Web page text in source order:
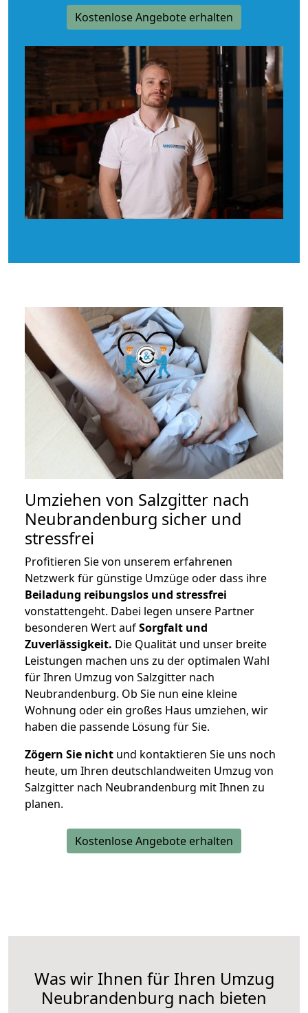
Kostenlose Angebote erhalten
Umziehen von Salzgitter nach
Neubrandenburg sicher und
stressfrei
Profitieren Sie von unserem erfahrenen
Netzwerk für günstige Umzüge oder dass ihre
Beiladung reibungslos und stressfrei
vonstattengeht. Dabei legen unsere Partner
besonderen Wert aufSorgfalt und
Zuverlässigkeit. Die Qualität und unser breite
Leistungen machen uns zu der optimalen Wahl
für Ihren Umzug von Salzgitter nach
Neubrandenburg. Ob Sie nun eine kleine
Wohnung oder ein großes Haus umziehen, wir
haben die passende Lösung für Sie.
Zögern Sie nicht und kontaktieren Sie uns noch
heute, um Ihren deutschlandweiten Umzug von
Salzgitter nach Neubrandenburg mit Ihnen zu
planen.
Kostenlose Angebote erhalten
Was wir Ihnen für Ihren Umzug
Neubrandenburg nach bieten